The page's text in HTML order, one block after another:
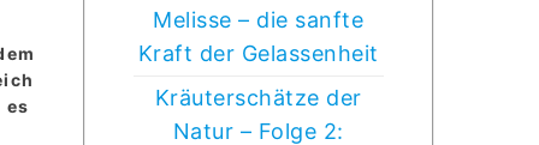
es
Melisse – die sanfte
Kraft der Gelassenheit
Kräuterschätze der
Natur – Folge 2: